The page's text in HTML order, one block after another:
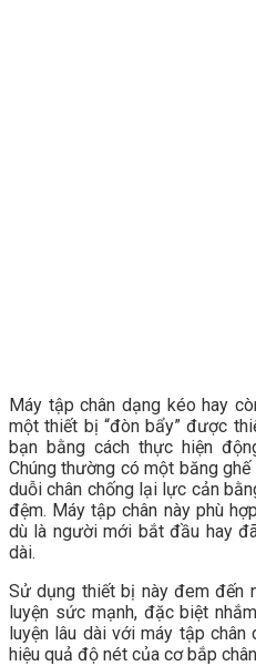
Máy tập chân dạng kéo hay
một thiết bị “đòn bẩy” được
bạn bằng cách thực hiện
Chúng thường có một băng
duỗi chân chống lại lực cản
đệm. Máy tập chân này phù
dù là người mới bắt đầu hay
dài.
Sử dụng thiết bị này đem đến
luyện sức mạnh, đặc biệt
luyện lâu dài với máy tập chân
hiệu quả độ nét của cơ bắp